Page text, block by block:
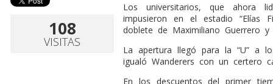
108
VISITAS
Los universitarios, que ahora
impusieron en el estadio “Elías
doblete de Maximiliano Guerrero
La apertura llegó para la “U” a
igualó Wanderers con un certero
En los descuentos del primer